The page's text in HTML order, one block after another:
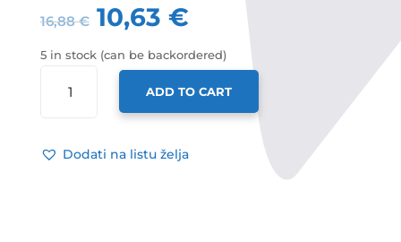
16,88€ 10,63 €
5 in stock (can be backordered)
HALL
XLR
ADD TO CART
Dodati na listu želja